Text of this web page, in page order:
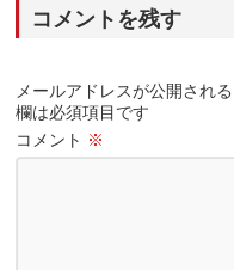
コメントを残す
メールアドレスが公開され
欄は必須項目です
コメント ※